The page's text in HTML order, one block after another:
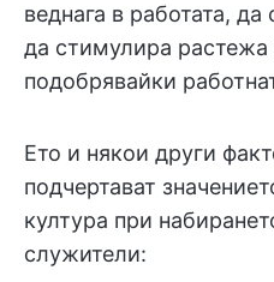
веднага в работата,
да стимулира растежа
подобрявайки
Ето и някои други
подчертават
култура при
служители: